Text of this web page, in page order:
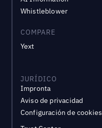
Whistleblower
COMPARE
Yext
JURÍDICO
Impronta
Aviso de privacidad
Configuración de cookies